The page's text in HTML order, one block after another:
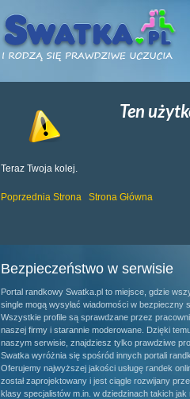
Ten
Teraz Twoja kolej.
Poprzednia Strona Strona Główna
Bezpieczeństwo w serwisie
Portal randkowy Swatka.pl to miejsce, gdzie
single mogą wysyłać wiadomości w bezpieczny
Wszystkie profile są sprawdzane przez
naszej firmy i starannie moderowane. Dzięki
naszym serwisie, znajdziesz tylko prawdziwe
Swatka wyróżnia się spośród innych portali
Oferujemy najwyższej jakości usługę randek
został zaprojektowany i jest ciągle rozwijany
klasy specjalistów m.in. w dziedzinach takich jak